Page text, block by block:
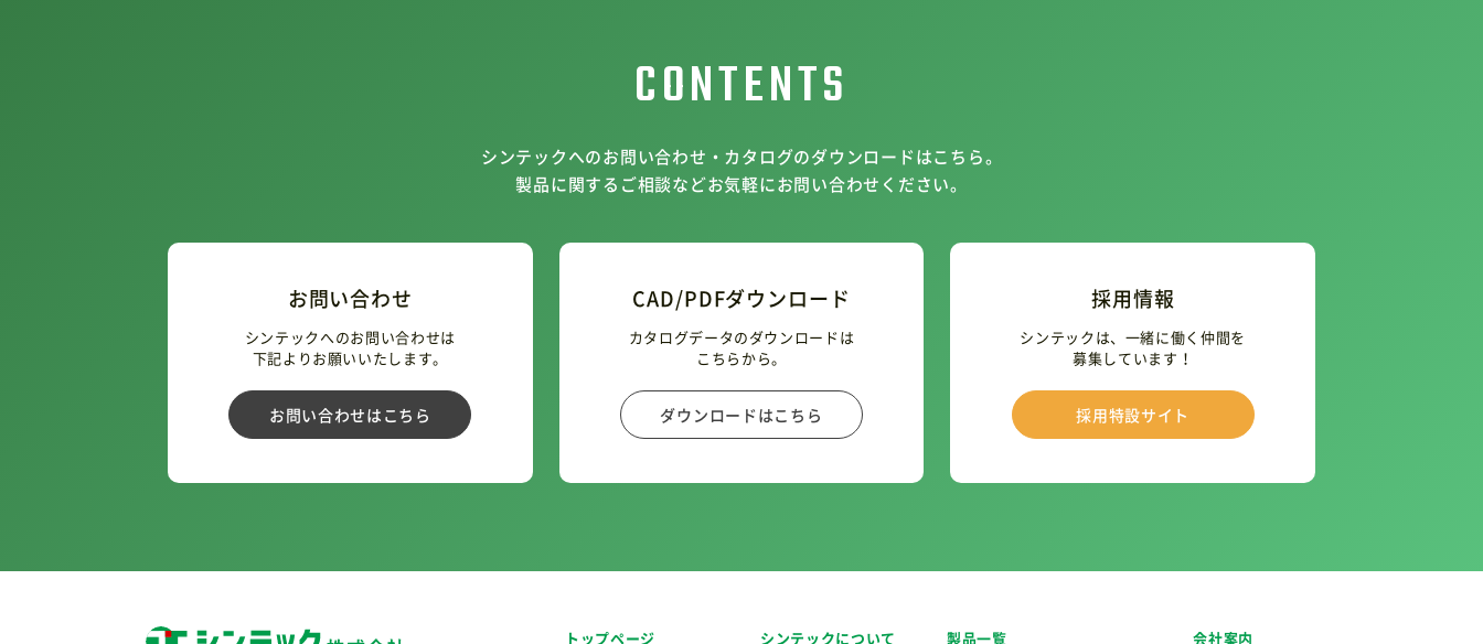
CONTENTS
シンテックへのお問い合わせ・カタログのダウンロードはこちら。
製品に関するご相談などお気軽にお問い合わせください。
お問い合わせ
シンテックへのお問い合わせは
下記よりお願いいたします。
お問い合わせはこちら
CAD/PDFダウンロード
カタログデータのダウンロードは
こちらから。
ダウンロードはこちら
採用情報
シンテックは、一緒に働く仲間を
募集しています！
採用特設サイト
トップページ
シンテックについて 製品一覧 会社案内